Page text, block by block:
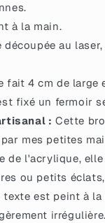
à la main.
au
fait 4 cm de large
fixé un fermoir
: Cette
mes petites
de l'acrylique,
ou petits
texte est peint à
irrégulière.